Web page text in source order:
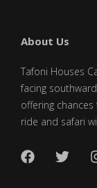
About Us
Tafoni Houses
facing
offering
ride and safari